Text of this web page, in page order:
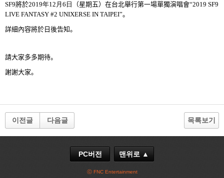
SF9將於2019年12 月 6 日 （星期五）在台北舉行第一場單獨演唱會“2019 SF9
LIVE FANTASY #2 UNIXERSE IN TAIPEI”。
詳細內容將於日後告知。
請大家多多期待。
謝謝大家。
이전글 다음글 목록보기
PC버전 맨위로 ▲
ⓒ FNC Entertainment